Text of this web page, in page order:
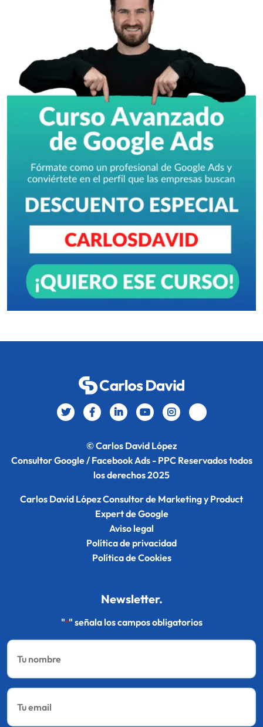
© Carlos David López
Consultor Google / Facebook Ads - PPC Reservados todos
los derechos 2025
Carlos David López Consultor de Marketing y Product
Expert de Google
Aviso legal
Política de privacidad
Política de Cookies
Newsletter.
"*" señala los campos obligatorios